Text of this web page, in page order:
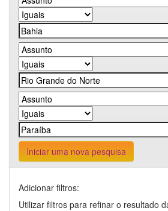
Iniciar uma nova pesquisa
Adicionar filtros:
Utilizar filtros para refinar o resultado